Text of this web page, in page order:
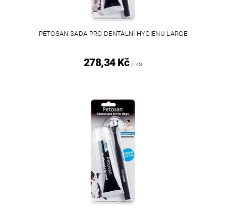
PETOSAN SADA PRO DENTÁLNÍ HYGIENU LARGE
278,34 Kč / ks